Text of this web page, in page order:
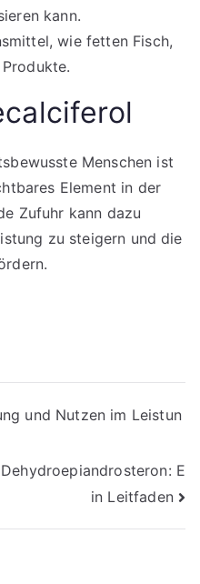
kann.
wie fetten Fisch,
Menschen ist
Element in der
Zufuhr kann dazu
zu steigern und die
und Nutzen im Leistun
E
in Leitfaden